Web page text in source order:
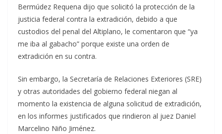
Bermúdez Requena dijo que solicitó la protección de la
justicia federal contra la extradición, debido a que
custodios del penal del Altiplano, le comentaron que “ya
me iba al gabacho” porque existe una orden de
extradición en su contra.
Sin embargo, la Secretaría de Relaciones Exteriores (SRE)
y otras autoridades del gobierno federal niegan al
momento la existencia de alguna solicitud de extradición,
en los informes justificados que rindieron al juez Daniel
Marcelino Niño Jiménez.